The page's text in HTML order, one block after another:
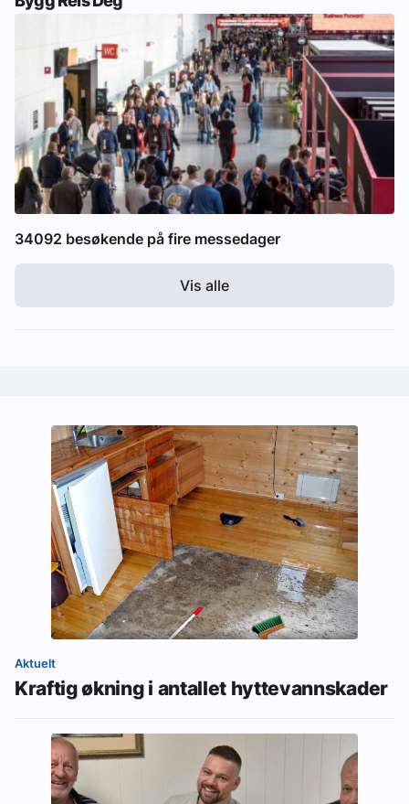
34092 besøkende på fire messedager
Vis alle
Aktuelt
Kraftig økning i antallet hyttevannskader